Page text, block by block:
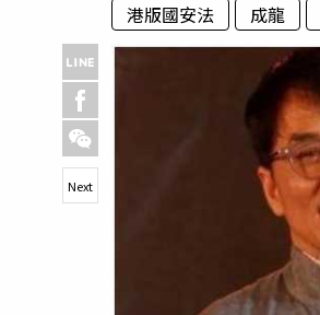
港版國安法 成龍
Next